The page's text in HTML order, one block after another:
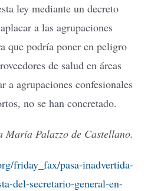
ley mediante un decreto
a las agrupaciones
que podría poner en peligro
de salud en áreas
a agrupaciones confesionales
no se han concretado.
María Palazzo de Castellano.
friday_fax/pasa-inadvertida-
del-secretario-general-en-